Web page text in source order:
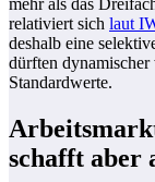
mehr als das
relativiert sich laut
deshalb eine
dürften dynamischer
Standardwerte.
schafft aber